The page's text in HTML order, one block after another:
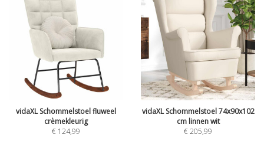
vidaXL Schommelstoel fluweel
crèmekleurig
€ 124,99
vidaXL Schommelstoel 74x90x102
cm linnen wit
€205,99